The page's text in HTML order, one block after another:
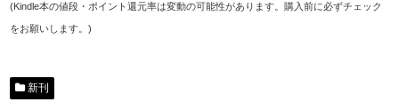
(Kindle本の値段・ポイント還元率は変動の可能性があります。購入前に必ずチェック
をお願いします。)
新刊